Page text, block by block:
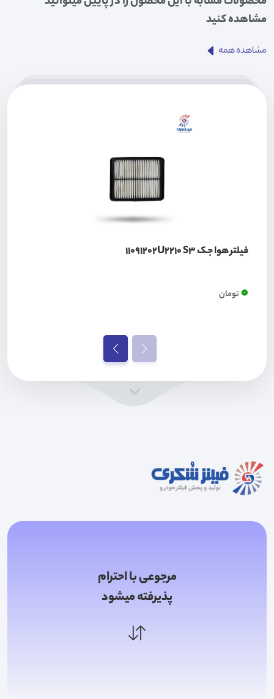
مشاهده کنید
مشاهده همه
فیلتر هوا جک 11091202U2210 S3
0تومان
مرجوعی با احترام
پذیرفته میشود